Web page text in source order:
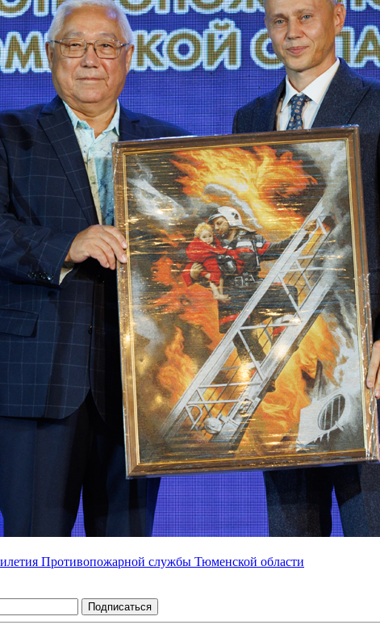
Противопожарной службы Тюменской области